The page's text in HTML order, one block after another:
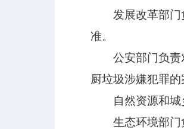
发展改革部门负
准。
公安部门负责对
厨垃圾涉嫌犯罪的
自然资源和城乡
生态环境部门负